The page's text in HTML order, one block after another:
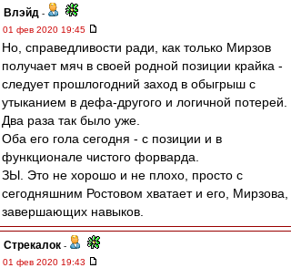
Влэйд -
01 фев 2020 19:45
Но, справедливости ради, как только Мирзов
получает мяч в своей родной позиции крайка -
следует прошлогодний заход в обыгрыш с
утыканием в дефа-другого и логичной потерей.
Два раза так было уже.
Оба его гола сегодня - с позиции и в
функционале чистого форварда.
ЗЫ. Это не хорошо и не плохо, просто с
сегодняшним Ростовом хватает и его, Мирзова,
завершающих навыков.
Стрекалок -
01 фев 2020 19:43